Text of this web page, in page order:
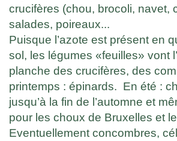
crucifères (chou, brocoli, navet,
salades, poireaux...
Puisque l’azote est présent en
sol, les légumes «feuilles» vont
planche des crucifères, des
printemps : épinards. En été :
jusqu’à la fin de l’automne et
pour les choux de Bruxelles et
Eventuellement concombres,